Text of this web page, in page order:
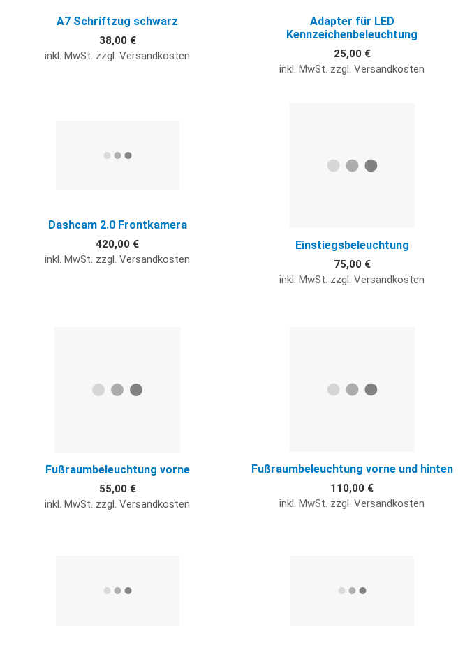
A7 Schriftzug schwarz
38,00 €
inkl. MwSt. zzgl. Versandkosten
Adapter für LED
Kennzeichenbeleuchtung
25,00 €
inkl. MwSt. zzgl. Versandkosten
Dashcam 2.0 Frontkamera
420,00 €
inkl. MwSt. zzgl. Versandkosten
Einstiegsbeleuchtung
75,00 €
inkl. MwSt. zzgl. Versandkosten
Fußraumbeleuchtung vorne
55,00 €
inkl. MwSt. zzgl. Versandkosten
Fußraumbeleuchtung vorne und hinten
110,00 €
inkl. MwSt. zzgl. Versandkosten